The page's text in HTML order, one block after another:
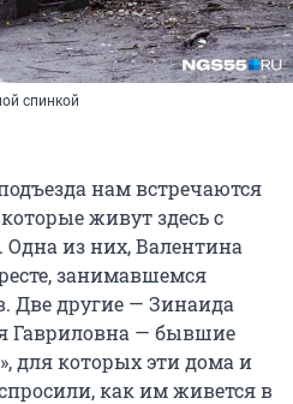
спинкой
нам встречаются
живут здесь с
из них, Валентина
занимавшемся
Две другие — Зинаида
Гавриловна — бывшие
для которых эти дома и
как им живется в